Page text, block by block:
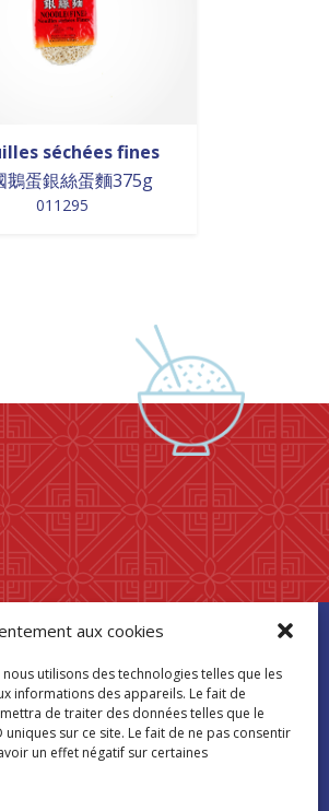
aux cookies
utilisons des technologies telles que les
informations des appareils. Le fait de
de traiter des données telles que le
sur ce site. Le fait de ne pas consentir
un effet négatif sur certaines
séchées fines
鵝蛋銀絲蛋麵375g
011295